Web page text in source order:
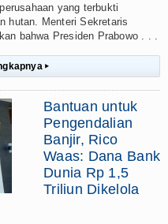
yang terbukti
hutan. Menteri Sekretaris
bahwa Presiden Prabowo . . .
▸
Bantuan untuk
Pengendalian
Banjir, Rico
Waas: Dana Bank
Dunia Rp 1,5
Triliun Dikelola